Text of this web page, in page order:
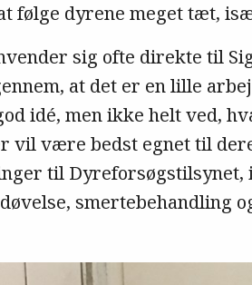
følge dyrene meget tæt,
sig ofte direkte til
at det er en lille
idé, men ikke helt ved,
vil være bedst egnet til
til
smertebehandling